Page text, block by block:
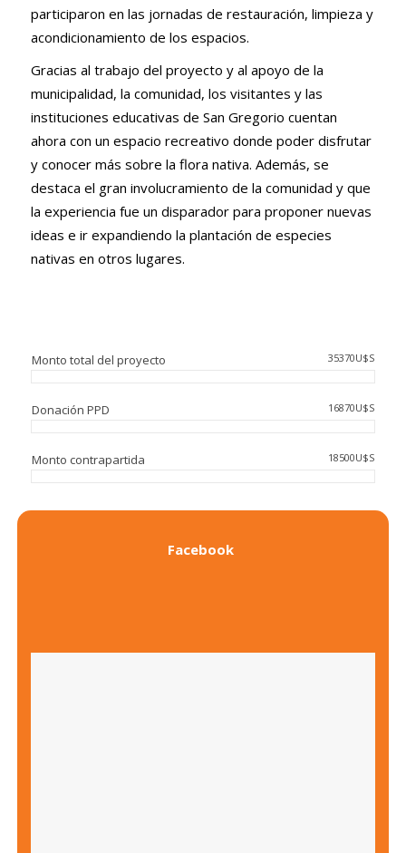
participaron en las jornadas de restauración, limpieza y
acondicionamiento de los espacios.
Gracias al trabajo del proyecto y al apoyo de la
municipalidad, la comunidad, los visitantes y las
instituciones educativas de San Gregorio cuentan
ahora con un espacio recreativo donde poder disfrutar
y conocer más sobre la flora nativa. Además, se
destaca el gran involucramiento de la comunidad y que
la experiencia fue un disparador para proponer nuevas
ideas e ir expandiendo la plantación de especies
nativas en otros lugares.
Monto total del proyecto 35370U$S
Donación PPD 16870U$S
Monto contrapartida 18500U$S
Facebook